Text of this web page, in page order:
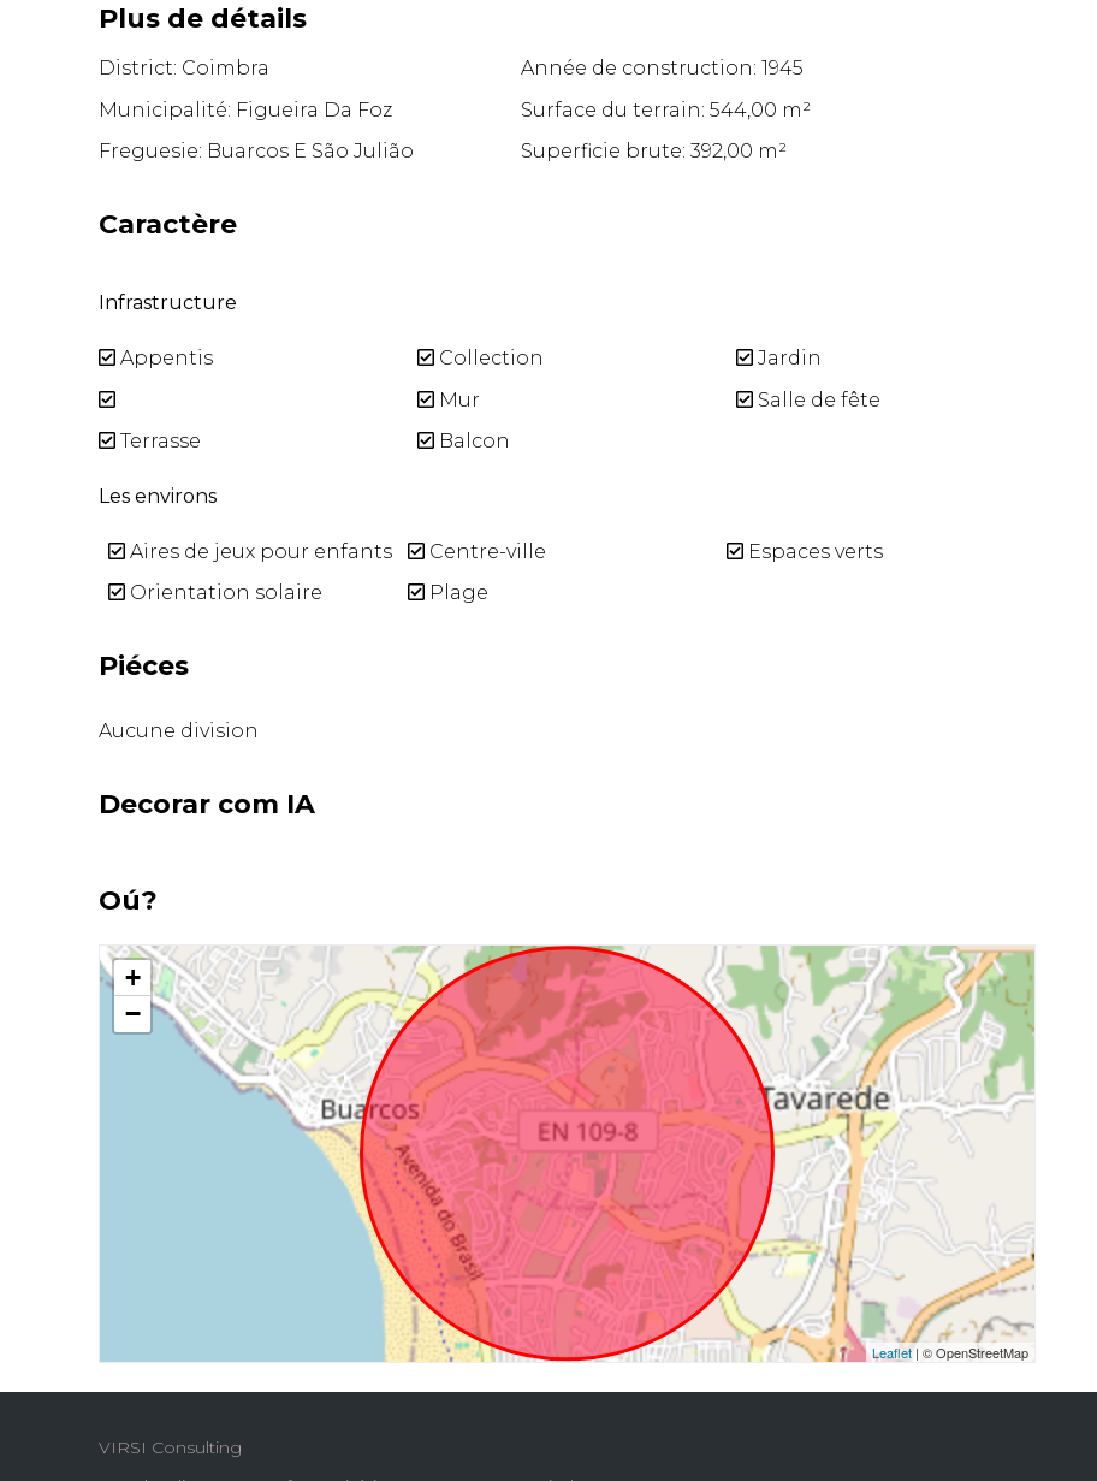
Plus de détails
District: Coimbra
Année de construction: 1945
Municipalité: Figueira Da Foz
Surface du terrain: 544,00 m²
Freguesie: Buarcos E São Julião
Superficie brute: 392,00 m²
Caractère
Infrastructure
Appentis Collection
Jardin
Mur
Salle de fête
Terrasse
Balcon
Les environs
Aires de jeux pour enfants Centre-ville
Espaces verts
Orientation solaire
Plage
Piéces
Aucune division
Decorar com IA
Oú?
+
−
Leaflet| © OpenStreetMap
VIRSI Consulting